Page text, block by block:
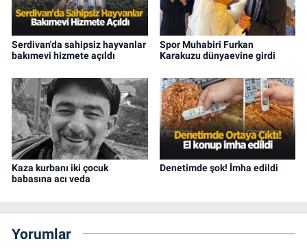
Serdivan'da sahipsiz hayvanlar
bakımevi hizmete açıldı
Spor Muhabiri Furkan
Karakuzu dünyaevine girdi
Kaza kurbanı iki çocuk
babasına acı veda
Denetimde şok! İmha edildi
Yorumlar